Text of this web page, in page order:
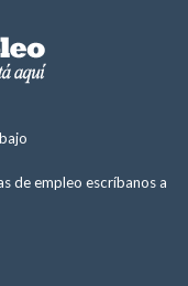
de empleo escríbanos a